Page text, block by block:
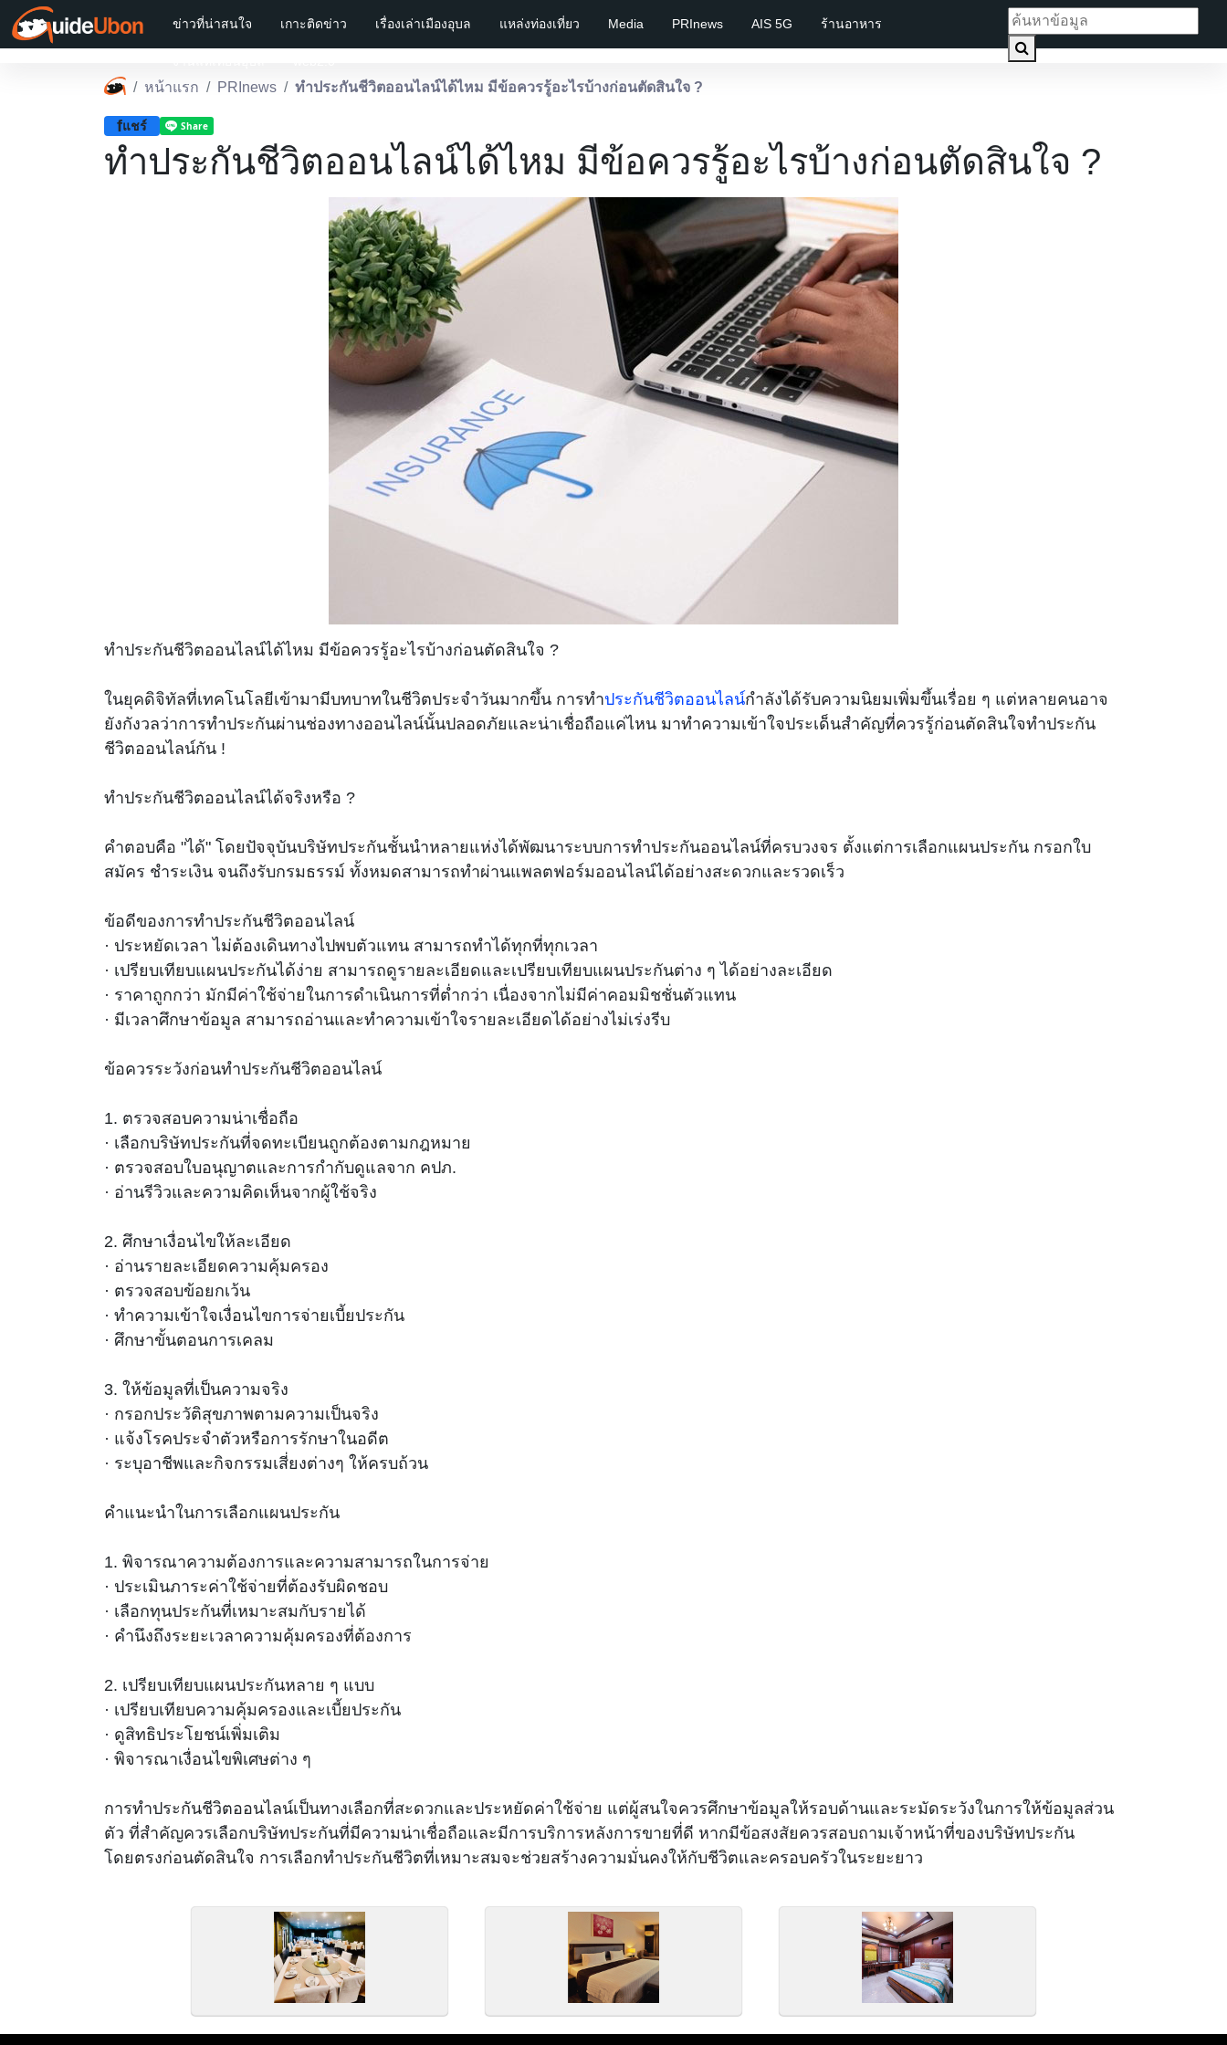
ข่าวที่น่าสนใจ เกาะติดข่าว เรื่องเล่าเมืองอุบล แหล่งท่องเที่ยว Media PRInews AIS 5G ร้านอาหาร
หน้าแรก PRInews ทำประกันชีวิตออนไลน์ได้ไหม มีข้อควรรู้อะไรบ้างก่อนตัดสินใจ ?
fแชร์
ทำประกันชีวิตออนไลน์ได้ไหม มีข้อควรรู้อะไรบ้างก่อนตัดสินใจ ?
ทำประกันชีวิตออนไลน์ได้ไหม มีข้อควรรู้อะไรบ้างก่อนตัดสินใจ ?
ในยุคดิจิทัลที่เทคโนโลยีเข้ามามีบทบาทในชีวิตประจำวันมากขึ้น การทำประกันชีวิตออนไลน์กำลังได้รับความนิยมเพิ่มขึ้นเรื่อย ๆ แต่หลายคนอาจ
ยังกังวลว่าการทำประกันผ่านช่องทางออนไลน์นั้นปลอดภัยและน่าเชื่อถือแค่ไหน มาทำความเข้าใจประเด็นสำคัญที่ควรรู้ก่อนตัดสินใจทำประกัน
ชีวิตออนไลน์กัน !
ทำประกันชีวิตออนไลน์ได้จริงหรือ ?
คำตอบคือ "ได้" โดยปัจจุบันบริษัทประกันชั้นนำหลายแห่งได้พัฒนาระบบการทำประกันออนไลน์ที่ครบวงจร ตั้งแต่การเลือกแผนประกัน กรอกใบ
สมัคร ชำระเงิน จนถึงรับกรมธรรม์ ทั้งหมดสามารถทำผ่านแพลตฟอร์มออนไลน์ได้อย่างสะดวกและรวดเร็ว
ข้อดีของการทำประกันชีวิตออนไลน์
· ประหยัดเวลา ไม่ต้องเดินทางไปพบตัวแทน สามารถทำได้ทุกที่ทุกเวลา
· เปรียบเทียบแผนประกันได้ง่าย สามารถดูรายละเอียดและเปรียบเทียบแผนประกันต่าง ๆ ได้อย่างละเอียด
· ราคาถูกกว่า มักมีค่าใช้จ่ายในการดำเนินการที่ต่ำกว่า เนื่องจากไม่มีค่าคอมมิชชั่นตัวแทน
· มีเวลาศึกษาข้อมูล สามารถอ่านและทำความเข้าใจรายละเอียดได้อย่างไม่เร่งรีบ
ข้อควรระวังก่อนทำประกันชีวิตออนไลน์
1. ตรวจสอบความน่าเชื่อถือ
· เลือกบริษัทประกันที่จดทะเบียนถูกต้องตามกฎหมาย
· ตรวจสอบใบอนุญาตและการกำกับดูแลจาก คปภ.
· อ่านรีวิวและความคิดเห็นจากผู้ใช้จริง
2. ศึกษาเงื่อนไขให้ละเอียด
· อ่านรายละเอียดความคุ้มครอง
· ตรวจสอบข้อยกเว้น
· ทำความเข้าใจเงื่อนไขการจ่ายเบี้ยประกัน
· ศึกษาขั้นตอนการเคลม
3. ให้ข้อมูลที่เป็นความจริง
· กรอกประวัติสุขภาพตามความเป็นจริง
· แจ้งโรคประจำตัวหรือการรักษาในอดีต
· ระบุอาชีพและกิจกรรมเสี่ยงต่างๆ ให้ครบถ้วน
คำแนะนำในการเลือกแผนประกัน
1. พิจารณาความต้องการและความสามารถในการจ่าย
· ประเมินภาระค่าใช้จ่ายที่ต้องรับผิดชอบ
· เลือกทุนประกันที่เหมาะสมกับรายได้
· คำนึงถึงระยะเวลาความคุ้มครองที่ต้องการ
2. เปรียบเทียบแผนประกันหลาย ๆ แบบ
· เปรียบเทียบความคุ้มครองและเบี้ยประกัน
· ดูสิทธิประโยชน์เพิ่มเติม
· พิจารณาเงื่อนไขพิเศษต่าง ๆ
การทำประกันชีวิตออนไลน์เป็นทางเลือกที่สะดวกและประหยัดค่าใช้จ่าย แต่ผู้สนใจควรศึกษาข้อมูลให้รอบด้านและระมัดระวังในการให้ข้อมูลส่วน
ตัว ที่สำคัญควรเลือกบริษัทประกันที่มีความน่าเชื่อถือและมีการบริการหลังการขายที่ดี หากมีข้อสงสัยควรสอบถามเจ้าหน้าที่ของบริษัทประกัน
โดยตรงก่อนตัดสินใจ การเลือกทำประกันชีวิตที่เหมาะสมจะช่วยสร้างความมั่นคงให้กับชีวิตและครอบครัวในระยะยาว